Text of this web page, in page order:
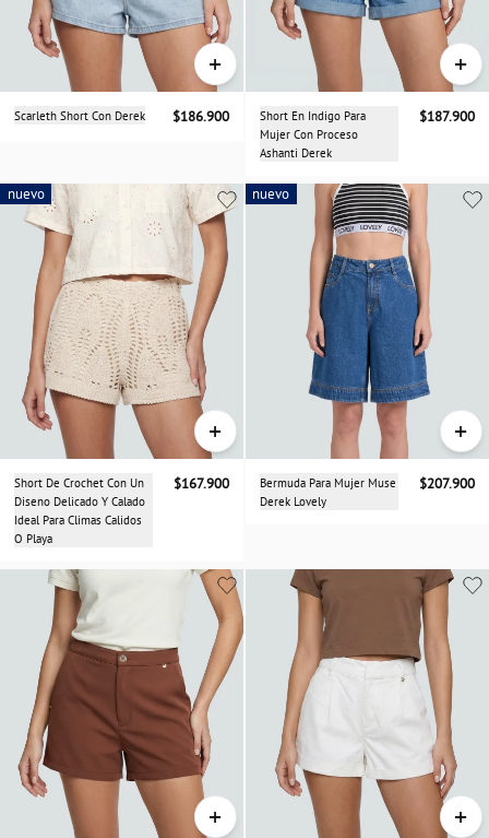
+
Scarleth Short Con Derek $186.900
+
Short En Indigo Para
Mujer Con Proceso
Ashanti Derek
$187.900
nuevo nuevo
+
Short De Crochet Con Un
Diseno Delicado Y Calado
Ideal Para Climas Calidos
O Playa
$167.900
nuevo
+
Bermuda Para Mujer Muse
Derek Lovely
$207.900
+ +